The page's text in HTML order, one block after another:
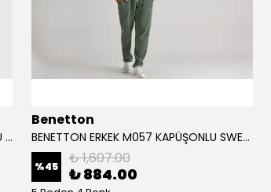
BENETTON ERKEK ECO-RECYLE DOLGULU PUFA YELEK
Benetton
BENETTON ERKEK M057 KAPÜŞONLU SWEATSHİRT
%45 ₺ 1,607.00
₺ 884.00